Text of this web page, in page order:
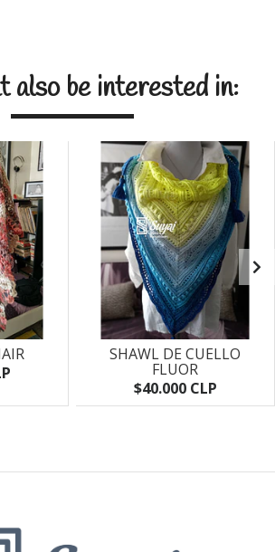
also be interested in:
SHAWL DE CUELLO
FLUOR
$40.000 CLP